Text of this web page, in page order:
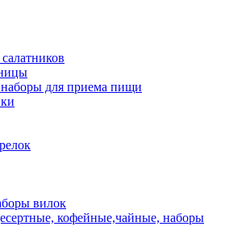
для приема пищи
вилок
кофейные,чайные, наборы